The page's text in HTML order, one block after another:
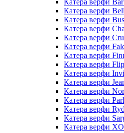
Катера верфи
Катера верфи
Катера верфи
Катера верфи
Катера верфи
Катера верфи
Катера верфи
Катера верфи
Катера верфи
Катера верфи
Катера верфи
Катера верфи
Катера верфи
Катера верфи
Катера верфи XO